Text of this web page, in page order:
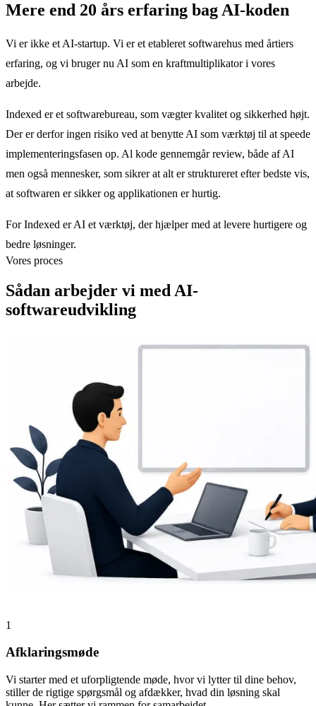
Mere end 20 års erfaring bag AI-koden
Vi er ikke et AI-startup. Vi er et etableret softwarehus med årtiers
erfaring, og vi bruger nu AI som en kraftmultiplikator i vores
arbejde.
Indexed er et softwarebureau, som vægter kvalitet og sikkerhed højt.
Der er derfor ingen risiko ved at benytte AI som værktøj til at speede
implementeringsfasen op. Al kode gennemgår review, både af AI
men også mennesker, som sikrer at alt er struktureret efter bedste vis,
at softwaren er sikker og applikationen er hurtig.
For Indexed er AI et værktøj, der hjælper med at levere hurtigere og
bedre løsninger.
Vores proces
Sådan arbejder vi med AI-
softwareudvikling
1
Afklaringsmøde
Vi starter med et uforpligtende møde, hvor vi lytter til dine behov,
stiller de rigtige spørgsmål og afdækker, hvad din løsning skal